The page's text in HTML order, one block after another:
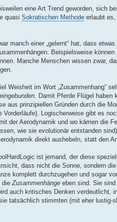
eine Art Trend geworden, sich
quasi Sokratischen Methode erlaubt
manch einer „gelernt“ hat, dass
Beispielsweise
Manche Menschen wissen zwar,
Weisheit im Wort „Zusammenhang“
eingebunden . Damit Pferde Flügel
aus prinzipiellen Gründen durch die
Vorderläufe). Logischerweise gibt es
der Aerodynamik und wo kämen die
wie sie evolutionär entstanden
direkt aushebeln, statt den
ist jemand, der diese
dass nicht die Sonne, sondern
komplett durchzugehen und sogar
die Zusammenhänge eben sind. Sie
auch kritisches Denken verdeutlicht,
tatsächlich stimmten (mit eher lustig-